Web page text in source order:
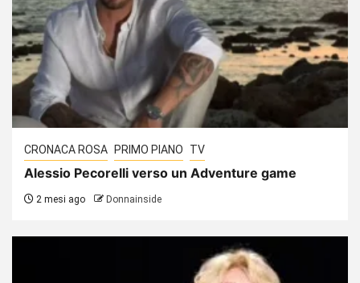
CRONACA ROSA PRIMO PIANO TV
Alessio Pecorelli verso un Adventure game
2 mesi ago Donnainside